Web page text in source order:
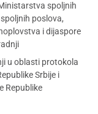
spoljnih
poslova,
i dijaspore
u oblasti protokola
Srbije i
Republike